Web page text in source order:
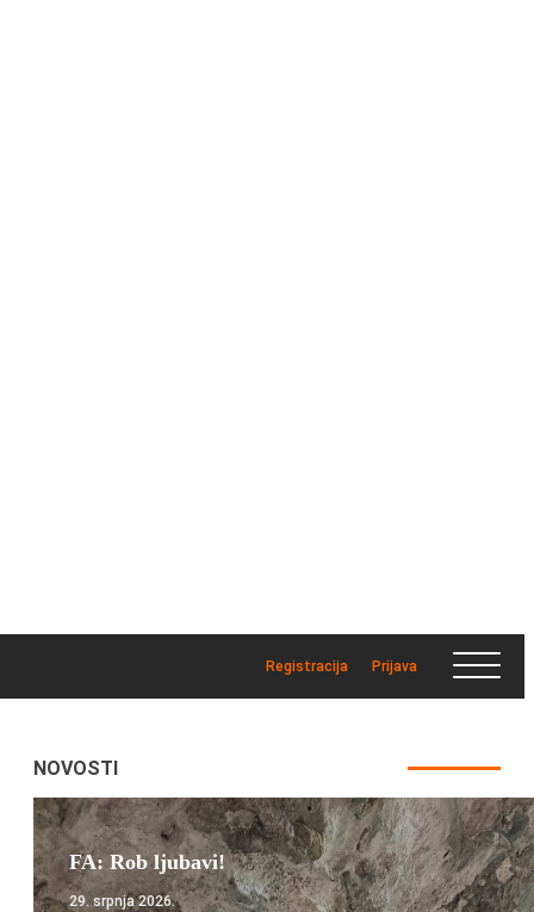
Registracija Prijava
NOVOSTI
FA: Rob ljubavi!
29. srpnja 2026.